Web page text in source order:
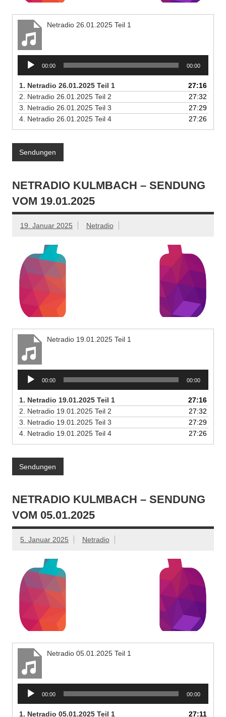
Netradio 26.01.2025 Teil 1
Audio-
Player
00:00 00:00
1. Netradio 26.01.2025 Teil 1
27:16
2. Netradio 26.01.2025 Teil 2
27:32
3. Netradio 26.01.2025 Teil 3
27:29
4. Netradio 26.01.2025 Teil 4 27:26
Sendungen
NETRADIO KULMBACH – SENDUNG
VOM 19.01.2025
19. Januar 2025 Netradio
Netradio 19.01.2025 Teil 1
Audio-
Player
00:00 00:00
1. Netradio 19.01.2025 Teil 1
27:16
2. Netradio 19.01.2025 Teil 2
27:32
3. Netradio 19.01.2025 Teil 3
27:29
4. Netradio 19.01.2025 Teil 4 27:26
Sendungen
NETRADIO KULMBACH – SENDUNG
VOM 05.01.2025
5. Januar 2025 Netradio
Netradio 05.01.2025 Teil 1
Audio-
Player
00:00 00:00
1. Netradio 05.01.2025 Teil 1 27:11